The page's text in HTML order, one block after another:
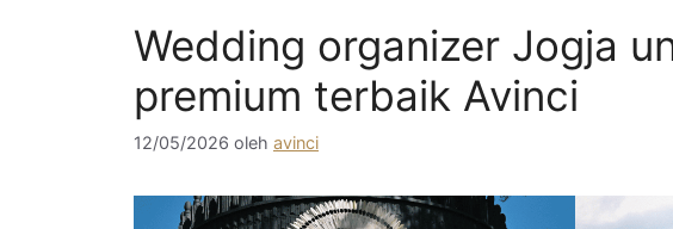
Wedding organizer Jogja
premium terbaik Avinci
12/05/2026 oleh avinci